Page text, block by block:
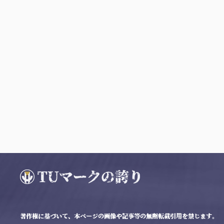
著作権に基づいて、本ページの画像や記事等の無断転載引用を禁じます。